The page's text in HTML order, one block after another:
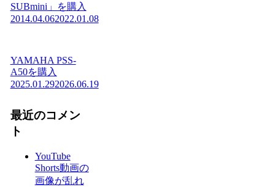
SUBmini」を購入
2014.04.062022.01.08
YAMAHA PSS-
A50を購入
2025.01.292026.06.19
最近のコメン
ト
YouTube
Shorts動画の
画像が乱れ